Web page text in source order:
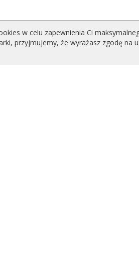
w celu zapewnienia Ci
przyjmujemy, że wyrażasz zgodę